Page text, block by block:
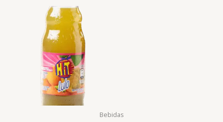
Bebidas